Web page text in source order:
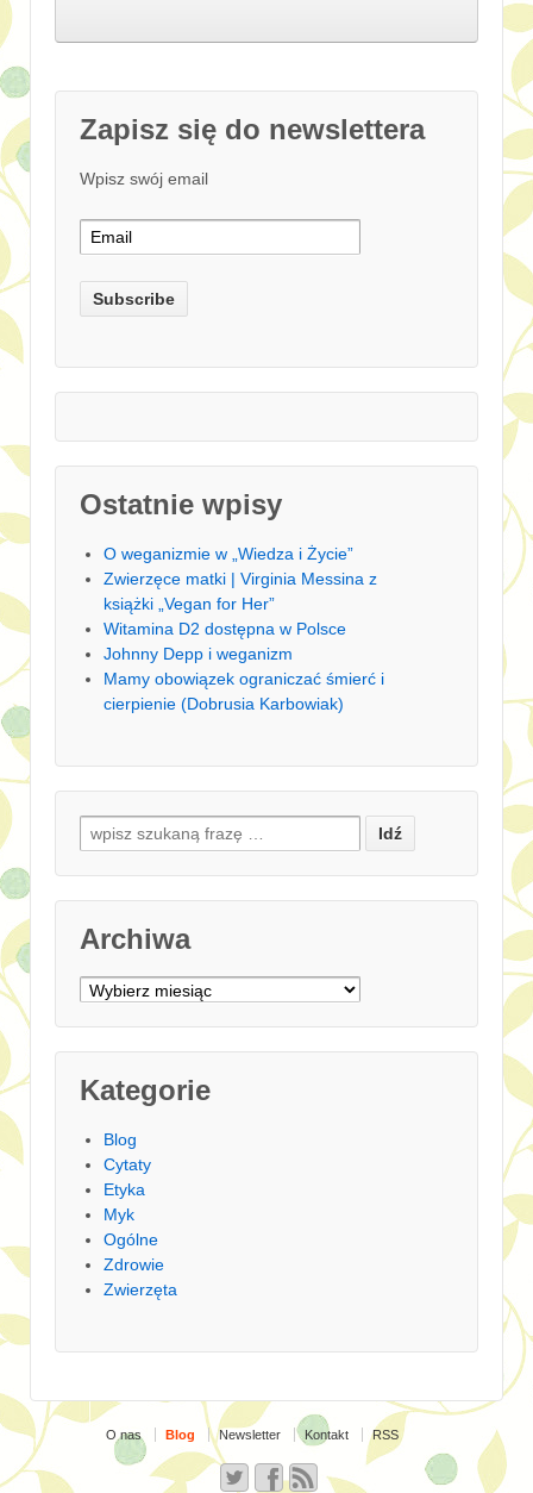
Zapisz się do newslettera
Wpisz swój email
Ostatnie wpisy
O weganizmie w „Wiedza i Życie”
Zwierzęce matki | Virginia Messina z
książki „Vegan for Her”
Witamina D2 dostępna w Polsce
Johnny Depp i weganizm
Mamy obowiązek ograniczać śmierć i
cierpienie (Dobrusia Karbowiak)
Search for:
Archiwa
Archiwa
Kategorie
Blog
Cytaty
Etyka
Myk
Ogólne
Zdrowie
Zwierzęta
O nas Blog Newsletter Kontakt RSS